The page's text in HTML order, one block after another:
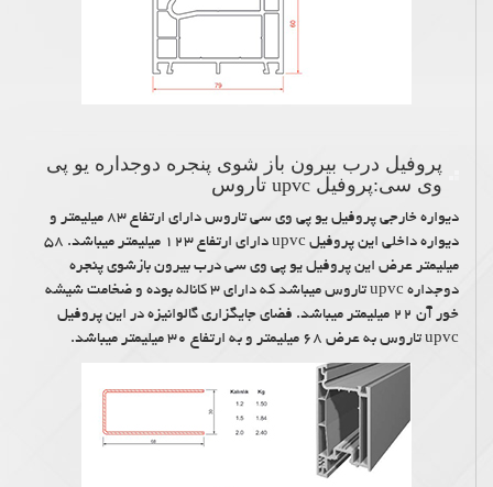
پروفیل درب بیرون باز شوی پنجره دوجداره یو پی
وی سی:پروفیل upvc تاروس
دیواره خارجی پروفیل یو پی وی سی تاروس دارای ارتفاع ۸۳ میلیمتر و
دیواره داخلی این پروفیل upvc دارای ارتفاع ۱۲۳ میلیمتر میباشد. ۵۸
میلیمتر عرض این پروفیل یو پی وی سی درب بیرون بازشوی پنجره
دوجداره upvc تاروس میباشد که دارای ۳ کاناله بوده و ضخامت شیشه
خور آن ۲۲ میلیمتر میباشد. فضای جایگزاری گالوانیزه در این پروفیل
upvc تاروس به عرض ۶۸ میلیمتر و به ارتفاع ۳۰ میلیمتر میباشد.